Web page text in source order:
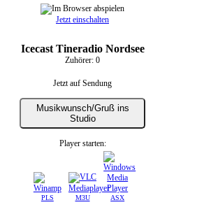
Jetzt einschalten
Icecast Tineradio Nordsee
Zuhörer: 0
Jetzt auf Sendung
Musikwunsch/Gruß ins
Studio
Player starten:
PLS M3U ASX